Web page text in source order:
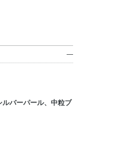
バーパール、中粒ブ